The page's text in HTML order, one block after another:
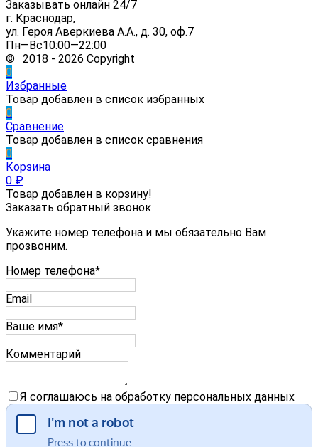
Заказывать онлайн 24/7
г. Краснодар,
ул. Героя Аверкиева А.А., д. 30, оф.7
Пн—Вс10:00—22:00
© 2018 - 2026 Copyright
0
Избранные
Товар добавлен в список избранных
0
Сравнение
Товар добавлен в список сравнения
0
Корзина
0 ₽
Товар добавлен в корзину!
Заказать обратный звонок
Укажите номер телефона и мы обязательно Вам
прозвоним.
Номер телефона*
Email
Ваше имя*
Комментарий
Я соглашаюсь на обработку персональных данных